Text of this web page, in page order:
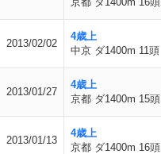
2013/02/02
4歳上
中京 ダ1400m 11頭
2013/01/27
4歳上
京都 ダ1400m 15頭
2013/01/13
4歳上
京都 ダ1400m 16頭